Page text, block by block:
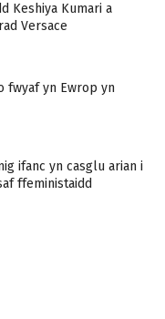
Keshiya Kumari a
Versace
fwyaf yn Ewrop yn
ifanc yn casglu arian i
ffeministaidd